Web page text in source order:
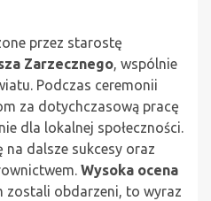
przez starostę
Zarzecznego, wspólnie
Podczas ceremonii
za dotychczasową pracę
dla lokalnej społeczności.
na dalsze sukcesy oraz
Wysoka ocena
zostali obdarzeni, to wyraz